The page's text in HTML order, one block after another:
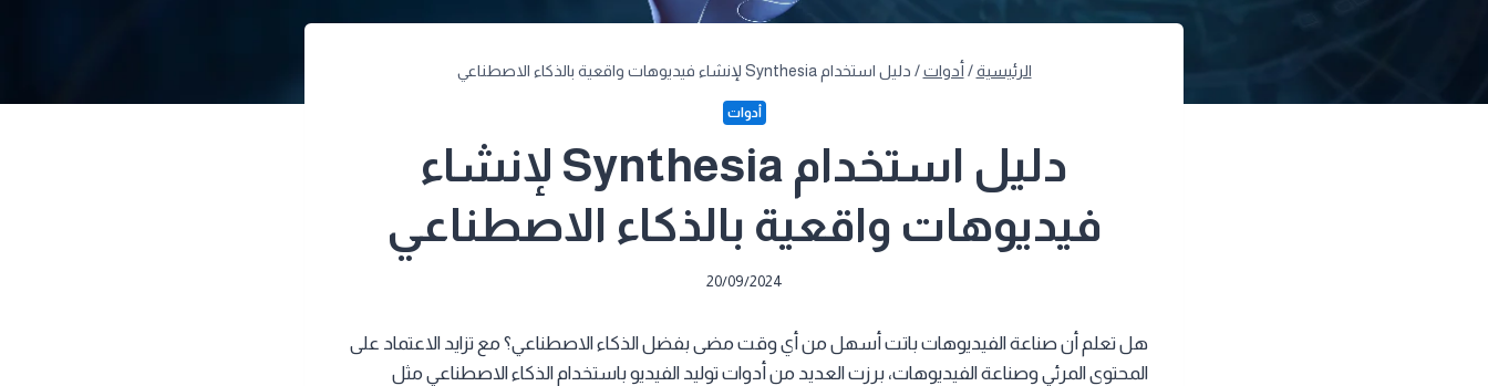
الرئيسية / أدوات / دليل استخدام Synthesia لإنشاء فيديوهات واقعية بالذكاء الاصطناعي
أدوات
دليل استخدام Synthesia لإنشاء
فيديوهات واقعية بالذكاء الاصطناعي
20/09/2024
هل تعلم أن صناعة الفيديوهات باتت أسهل من أي وقت مضى بفضل الذكاء الاصطناعي؟ مع تزايد الاعتماد على
المحتوى المرئي وصناعة الفيديوهات، برزت العديد من أدوات توليد الفيديو باستخدام الذكاء الاصطناعي مثل